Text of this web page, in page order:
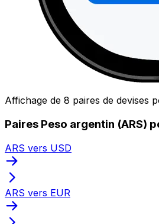
Affichage de 8 paires de devises
Paires Peso argentin (ARS)
ARS vers USD
ARS vers EUR